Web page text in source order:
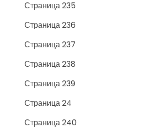
Страница 235
Страница 236
Страница 237
Страница 238
Страница 239
Страница 24
Страница 240